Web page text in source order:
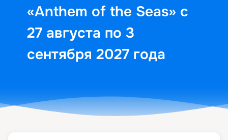
«Anthem of the Seas» с
27 августа по 3
сентября 2027 года